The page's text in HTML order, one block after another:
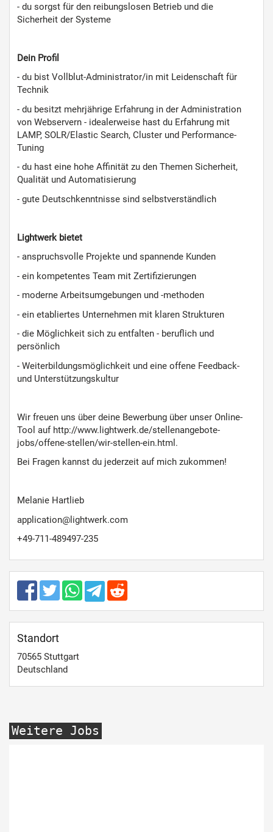
- du sorgst für den reibungslosen Betrieb und die
Sicherheit der Systeme
Dein Profil
- du bist Vollblut-Administrator/in mit Leidenschaft für
Technik
- du besitzt mehrjährige Erfahrung in der Administration
von Webservern - idealerweise hast du Erfahrung mit
LAMP, SOLR/Elastic Search, Cluster und Performance-
Tuning
- du hast eine hohe Affinität zu den Themen Sicherheit,
Qualität und Automatisierung
- gute Deutschkenntnisse sind selbstverständlich
Lightwerk bietet
- anspruchsvolle Projekte und spannende Kunden
- ein kompetentes Team mit Zertifizierungen
- moderne Arbeitsumgebungen und -methoden
- ein etabliertes Unternehmen mit klaren Strukturen
- die Möglichkeit sich zu entfalten - beruflich und
persönlich
- Weiterbildungsmöglichkeit und eine offene Feedback-
und Unterstützungskultur
Wir freuen uns über deine Bewerbung über unser Online-
Tool auf http://www.lightwerk.de/stellenangebote-
jobs/offene-stellen/wir-stellen-ein.html.
Bei Fragen kannst du jederzeit auf mich zukommen!
Melanie Hartlieb
application@lightwerk.com
+49-711-489497-235
Standort
70565 Stuttgart
Deutschland
Weitere Jobs